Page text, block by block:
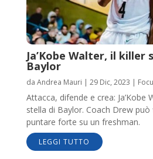
Ja’Kobe Walter, il killer
Baylor
da Andrea Mauri | 29 Dic, 2023 |
Attacca, difende e crea: Ja’Kobe
stella di Baylor. Coach Drew
puntare forte su un freshman.
LEGGI TUTTO